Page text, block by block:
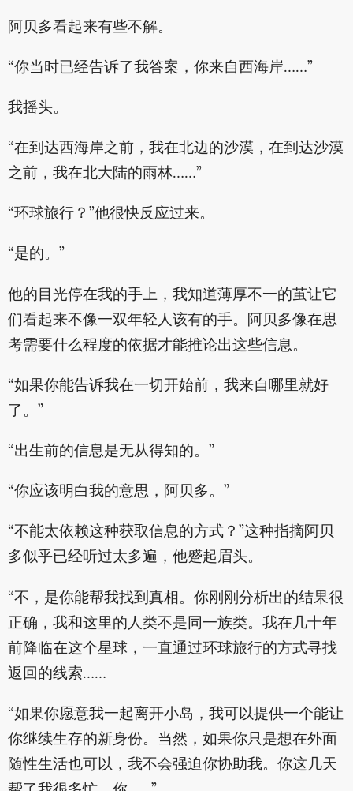
阿贝多看起来有些不解。
“你当时已经告诉了我答案，你来自西海岸……”
我摇头。
“在到达西海岸之前，我在北边的沙漠，在到达沙漠
之前，我在北大陆的雨林……”
“环球旅行？”他很快反应过来。
“是的。”
他的目光停在我的手上，我知道薄厚不一的茧让它
们看起来不像一双年轻人该有的手。阿贝多像在思
考需要什么程度的依据才能推论出这些信息。
“如果你能告诉我在一切开始前，我来自哪里就好
了。”
“出生前的信息是无从得知的。”
“你应该明白我的意思，阿贝多。”
“不能太依赖这种获取信息的方式？”这种指摘阿贝
多似乎已经听过太多遍，他蹙起眉头。
“不，是你能帮我找到真相。你刚刚分析出的结果很
正确，我和这里的人类不是同一族类。我在几十年
前降临在这个星球，一直通过环球旅行的方式寻找
返回的线索……
“如果你愿意我一起离开小岛，我可以提供一个能让
你继续生存的新身份。当然，如果你只是想在外面
随性生活也可以，我不会强迫你协助我。你这几天